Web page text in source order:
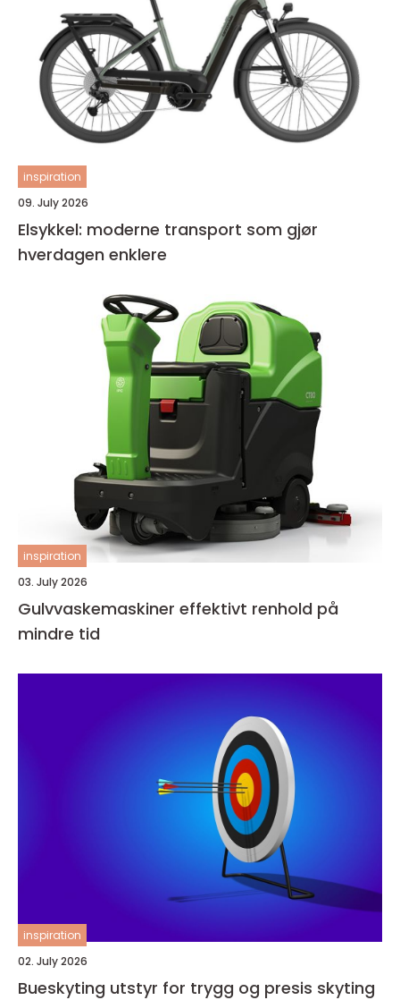
inspiration
09. July 2026
Elsykkel: moderne transport som gjør
hverdagen enklere
inspiration
03. July 2026
Gulvvaskemaskiner effektivt renhold på
mindre tid
inspiration
02. July 2026
Bueskyting utstyr for trygg og presis skyting